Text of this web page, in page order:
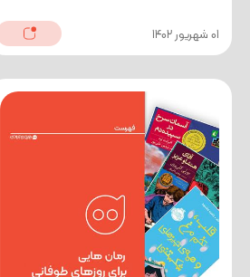
01 شهریور 1402